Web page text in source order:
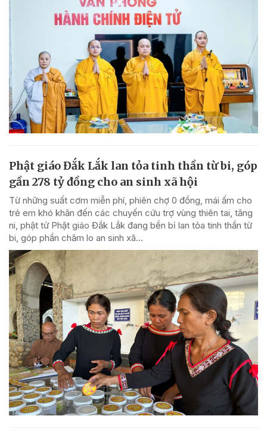
Phật giáo Đắk Lắk lan tỏa tinh thần từ bi, góp
gần 278 tỷ đồng cho an sinh xã hội
Từ những suất cơm miễn phí, phiên chợ 0 đồng, mái ấm cho
trẻ em khó khăn đến các chuyến cứu trợ vùng thiên tai, tăng
ni, phật tử Phật giáo Đắk Lắk đang bền bỉ lan tỏa tinh thần từ
bi, góp phần chăm lo an sinh xã...